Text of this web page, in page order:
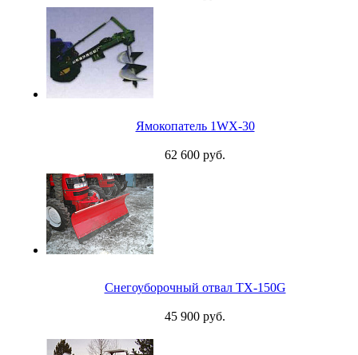
Ямокопатель 1WX-30
62 600 руб.
Снегоуборочный отвал TX-150G
45 900 руб.